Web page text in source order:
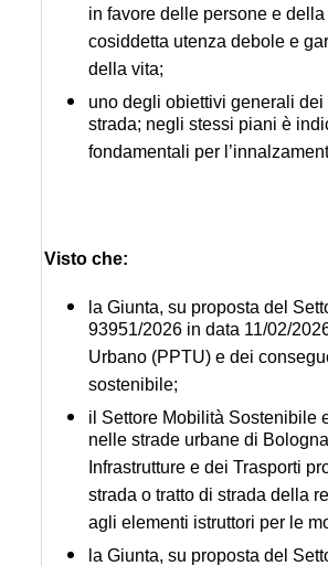
in favore delle persone e
cosiddetta utenza debole e
della vita;
uno degli obiettivi generali
strada; negli stessi piani è
fondamentali per
Visto che:
la Giunta, su proposta del
93951/2026 in data 11/02/
Urbano (PPTU) e dei
sostenibile;
il Settore Mobilità Sostenibile
nelle strade urbane di
Infrastrutture e dei Trasporti
strada o tratto di strada della
agli elementi istruttori per le
la Giunta, su proposta del